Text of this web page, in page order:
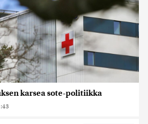
karsea sote-politiikka